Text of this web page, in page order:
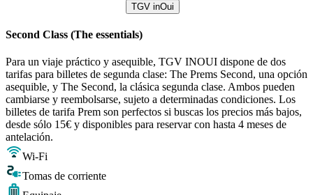
TGV inOui
Second Class (The essentials)
Para un viaje práctico y asequible, TGV INOUI dispone de dos
tarifas para billetes de segunda clase: The Prems Second, una opción
asequible, y The Second, la clásica segunda clase. Ambos pueden
cambiarse y reembolsarse, sujeto a determinadas condiciones. Los
billetes de tarifa Prem son perfectos si buscas los precios más bajos,
desde sólo 15€ y disponibles para reservar con hasta 4 meses de
antelación.
Wi-Fi
Tomas de corriente